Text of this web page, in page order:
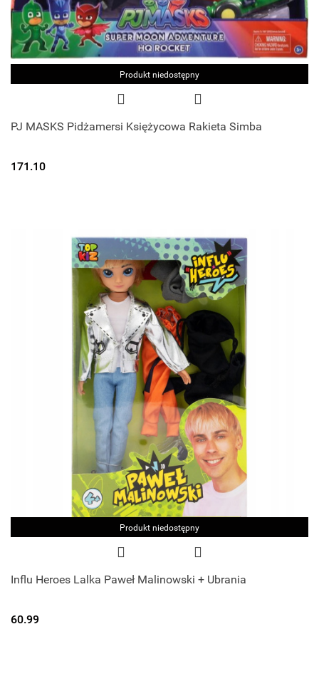
Produkt niedostępny
PJ MASKS Pidżamersi Księżycowa Rakieta Simba
171.10
Produkt niedostępny
Influ Heroes Lalka Paweł Malinowski + Ubrania
60.99